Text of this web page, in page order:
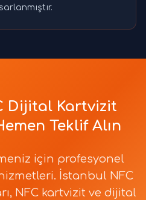
Dijital Kartvizit
Teklif Alın
için profesyonel
İstanbul NFC
NFC kartvizit ve dijital